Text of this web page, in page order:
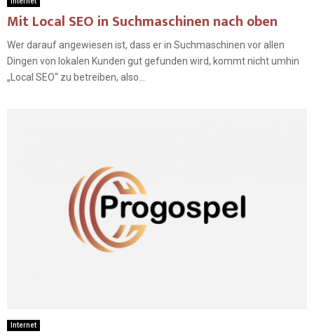
Mit Local SEO in Suchmaschinen nach oben
Wer darauf angewiesen ist, dass er in Suchmaschinen vor allen
Dingen von lokalen Kunden gut gefunden wird, kommt nicht umhin
„Local SEO“ zu betreiben, also...
Internet